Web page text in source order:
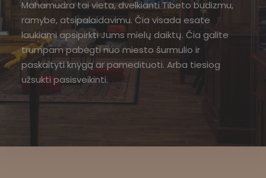
Mahamudra tai vieta, dvelkianti Tibeto budizmu,
ramybe, atsipalaidavimu. Čia visada esate
laukiami apsipirkti Jums mielų daiktų. Čia galite
trumpam pabėgti nuo miesto šurmulio ir
paskaityti knygą ar pamedituoti. Arba tiesiog
užsukti pasisveikinti.